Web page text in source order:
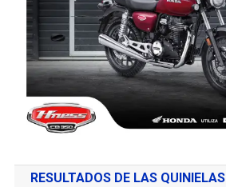
RESULTADOS DE LAS QUINIELAS